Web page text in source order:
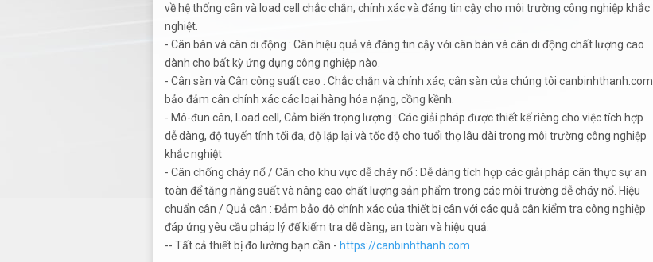
về hệ thống cân và load cell chắc chắn, chính xác và đáng tin cậy cho môi trường công nghiệp khắc
nghiệt.
- Cân bàn và cân di động : Cân hiệu quả và đáng tin cậy với cân bàn và cân di động chất lượng cao
dành cho bất kỳ ứng dụng công nghiệp nào.
- Cân sàn và Cân công suất cao : Chắc chắn và chính xác, cân sàn của chúng tôi canbinhthanh.com
bảo đảm cân chính xác các loại hàng hóa nặng, cồng kềnh.
- Mô-đun cân, Load cell, Cảm biến trọng lượng : Các giải pháp được thiết kế riêng cho việc tích hợp
dễ dàng, độ tuyến tính tối đa, độ lặp lại và tốc độ cho tuổi thọ lâu dài trong môi trường công nghiệp
khắc nghiệt
- Cân chống cháy nổ / Cân cho khu vực dễ cháy nổ : Dễ dàng tích hợp các giải pháp cân thực sự an
toàn để tăng năng suất và nâng cao chất lượng sản phẩm trong các môi trường dễ cháy nổ. Hiệu
chuẩn cân / Quả cân : Đảm bảo độ chính xác của thiết bị cân với các quả cân kiểm tra công nghiệp
đáp ứng yêu cầu pháp lý để kiểm tra dễ dàng, an toàn và hiệu quả.
-- Tất cả thiết bị đo lường bạn cần - https://canbinhthanh.com